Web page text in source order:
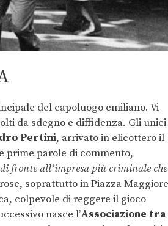
del capoluogo emiliano. Vi
da sdegno e diffidenza. Gli unici
Pertini, arrivato in elicottero il
prime parole di commento,
fronte all’impresa più criminale che
soprattutto in Piazza
colpevole di reggere il gioco
nasce l’Associazione tra